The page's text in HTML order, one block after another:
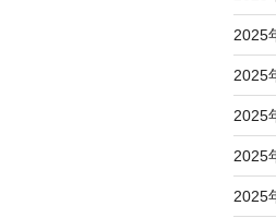
2025
2025
2025
2025
2025